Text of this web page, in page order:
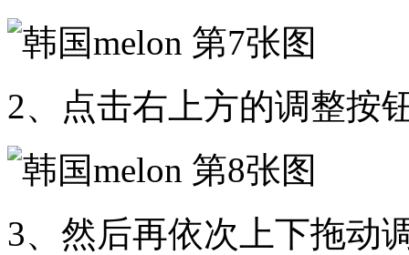
2、点击右上方的调整按
3、然后再依次上下拖动